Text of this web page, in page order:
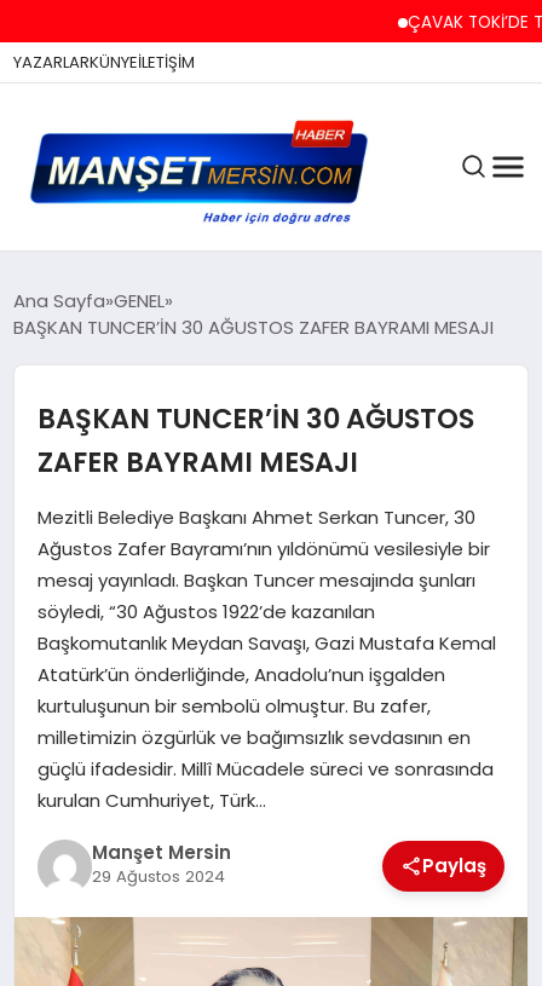
ÇAVAK TOKİ’DE
YAZARLARKÜNYEİLETİŞİM
ASAYİŞ
EKONOMİ
GÜNDEM
KÜLTÜR SANAT
MAGAZİN
SAĞLIK
SİYASET
Ana Sayfa GENEL
BAŞKAN TUNCER’İN 30 AĞUSTOS ZAFER BAYRAMI MESAJI
BAŞKAN TUNCER’İN 30 AĞUSTOS
ZAFER BAYRAMI MESAJI
Mezitli Belediye Başkanı Ahmet Serkan Tuncer, 30
Ağustos Zafer Bayramı’nın yıldönümü vesilesiyle bir
mesaj yayınladı. Başkan Tuncer mesajında şunları
söyledi, “30 Ağustos 1922’de kazanılan
Başkomutanlık Meydan Savaşı, Gazi Mustafa Kemal
Atatürk’ün önderliğinde, Anadolu’nun işgalden
kurtuluşunun bir sembolü olmuştur. Bu zafer,
milletimizin özgürlük ve bağımsızlık sevdasının en
güçlü ifadesidir. Millî Mücadele süreci ve sonrasında
kurulan Cumhuriyet, Türk…
Manşet Mersin
29 Ağustos 2024 Paylaş